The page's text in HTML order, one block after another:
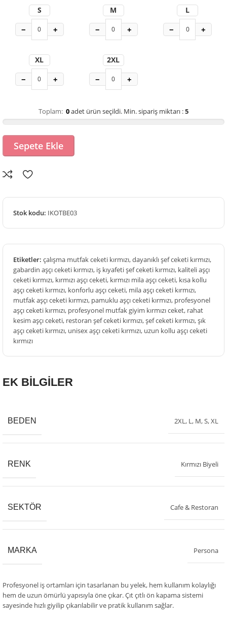
S
− +
M
− +
L
− +
XL
− +
2XL
− +
Toplam: 0adet ürün seçildi. Min. sipariş miktarı :5
Sepete Ekle
Stok kodu: IKOTBE03
Etiketler: çalışma mutfak ceketi kırmızı,dayanıklı şef ceketi kırmızı,
gabardin aşçı ceketi kırmızı, iş kıyafeti şef ceketi kırmızı, kaliteli aşçı
ceketi kırmızı, kırmızı aşçı ceketi, kırmızı mila aşçı ceketi, kısa kollu
aşçı ceketi kırmızı, konforlu aşçı ceketi, mila aşçı ceketi kırmızı,
mutfak aşçı ceketi kırmızı, pamuklu aşçı ceketi kırmızı, profesyonel
aşçı ceketi kırmızı, profesyonel mutfak giyim kırmızı ceket, rahat
kesim aşçı ceketi, restoran şef ceketi kırmızı,şef ceketi kırmızı,şık
aşçı ceketi kırmızı, unisex aşçı ceketi kırmızı, uzun kollu aşçı ceketi
kırmızı
EK BİLGİLER
BEDEN 2XL, L, M,S,XL
RENK Kırmızı Biyeli
SEKTÖR Cafe & Restoran
MARKA Persona
Profesyonel iş ortamları için tasarlanan bu yelek, hem kullanım kolaylığı
hem de uzun ömürlü yapısıyla öne çıkar. Çıt çıtlı ön kapama sistemi
sayesinde hızlı giyilip çıkarılabilir ve pratik kullanım sağlar.